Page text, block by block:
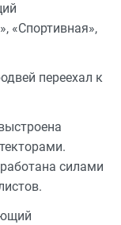
«Спортивная»,
переехал к
силами